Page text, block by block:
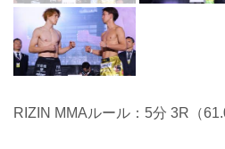
RIZIN MMAルール：5分 3R（